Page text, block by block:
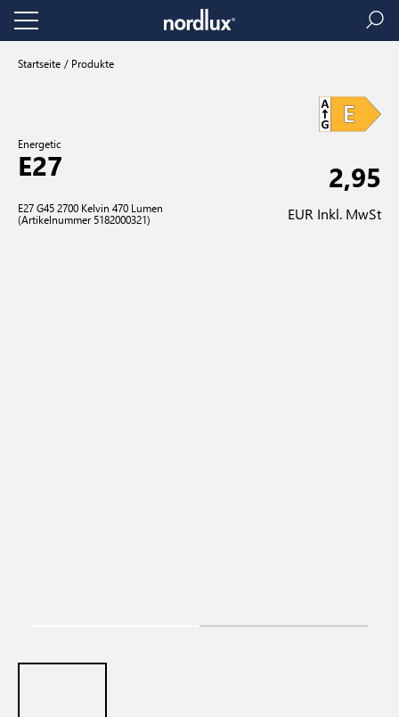
Startseite Produkte
Energetic
E27
E27 G45 2700 Kelvin 470 Lumen
(Artikelnummer 5182000321)
2,95
EUR Inkl. MwSt